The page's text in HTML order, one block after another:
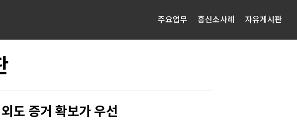
주요업무 흥신소사례 자유게시판
도 증거 확보가 우선